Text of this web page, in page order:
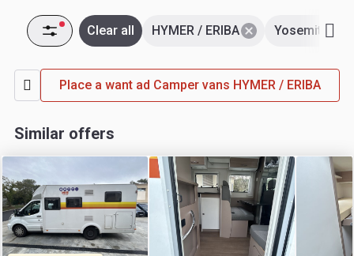
Yosemite
HYMER / ERIBA
Clear all
Place a want ad Camper vans HYMER / ERIBA
Similar offers